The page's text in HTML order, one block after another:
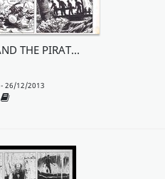
Caniff: TERRY AND THE PIRATES SUNDAY (8/8/43)
- 26/12/2013